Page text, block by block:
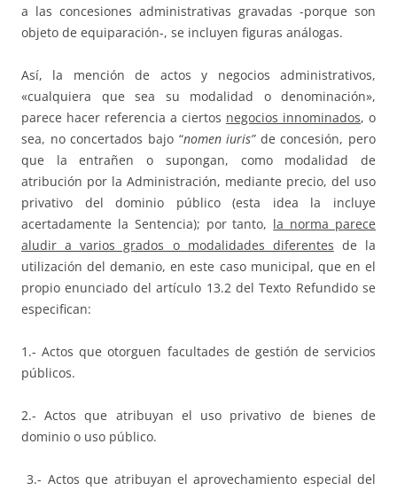
a las concesiones administrativas gravadas -porque son
objeto de equiparación-, se incluyen figuras análogas.
Así, la mención de actos y negocios administrativos,
«cualquiera que sea su modalidad o denominación»,
parece hacer referencia a ciertos negocios innominados, o
sea, no concertados bajo “nomen iuris”de concesión, pero
que la entrañen o supongan, como modalidad de
atribución por la Administración, mediante precio, del uso
privativo del dominio público (esta idea la incluye
acertadamente la Sentencia); por tanto, la norma parece
aludir a varios grados o modalidades diferentes de la
utilización del demanio, en este caso municipal, que en el
propio enunciado del artículo 13.2 del Texto Refundido se
especifican:
1.- Actos que otorguen facultades de gestión de servicios
públicos.
2.- Actos que atribuyan el uso privativo de bienes de
dominio o uso público.
3.- Actos que atribuyan el aprovechamiento especial del